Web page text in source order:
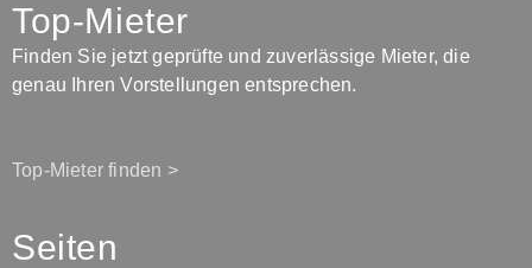
Top-Mieter
Finden Sie jetzt geprüfte und zuverlässige Mieter, die
genau Ihren Vorstellungen entsprechen.
Top-Mieter finden >
Seiten